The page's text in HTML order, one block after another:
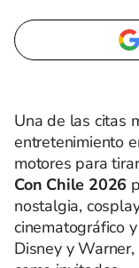
Una de las citas
entretenimiento
motores para
Con Chile 2026
nostalgia,
cinematográfico
Disney y